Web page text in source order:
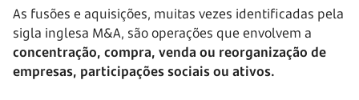
As fusões e aquisições, muitas vezes identificadas pela
sigla inglesa M&A, são operações que envolvem a
concentração, compra, venda ou reorganização de
empresas, participações sociais ou ativos.